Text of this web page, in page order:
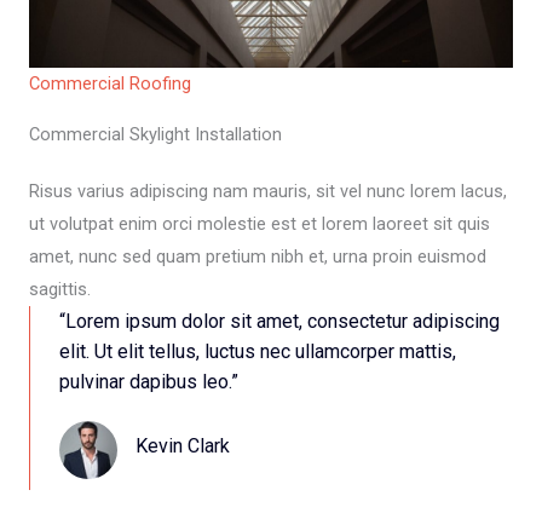
Commercial Roofing
Commercial Skylight Installation
Risus varius adipiscing nam mauris, sit vel nunc lorem lacus,
ut volutpat enim orci molestie est et lorem laoreet sit quis
amet, nunc sed quam pretium nibh et, urna proin euismod
sagittis.
“Lorem ipsum dolor sit amet, consectetur adipiscing
elit. Ut elit tellus, luctus nec ullamcorper mattis,
pulvinar dapibus leo.”​
Kevin Clark​